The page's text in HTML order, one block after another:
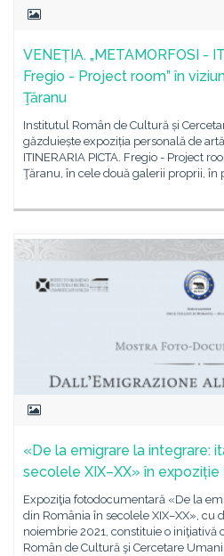
VENEȚIA. „METAMORFOSI -
Fregio - Project room” în
Ţăranu
Institutul Român de Cultură și
găzduiește expoziția personală de
ITINERARIA PICTA. Fregio - Project
Ţăranu, în cele două galerii proprii, în
«De la emigrare la integrare:
secolele XIX–XX» în
Expoziţia fotodocumentară «De la
din România în secolele XIX–XX», cu
noiembrie 2021, constituie o iniţiativă
Român de Cultură şi Cercetare